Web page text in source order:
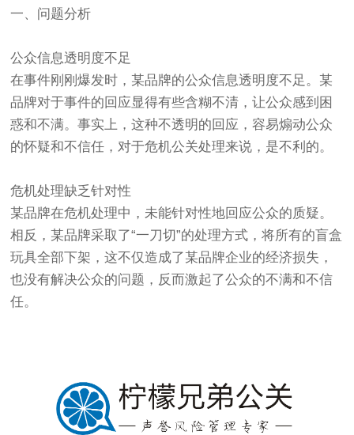
一、问题分析
公众信息透明度不足
在事件刚刚爆发时，某品牌的公众信息透明度不足。某
品牌对于事件的回应显得有些含糊不清，让公众感到困
惑和不满。事实上，这种不透明的回应，容易煽动公众
的怀疑和不信任，对于危机公关处理来说，是不利的。
危机处理缺乏针对性
某品牌在危机处理中，未能针对性地回应公众的质疑。
相反，某品牌采取了“一刀切”的处理方式，将所有的盲盒
玩具全部下架，这不仅造成了某品牌企业的经济损失，
也没有解决公众的问题，反而激起了公众的不满和不信
任。